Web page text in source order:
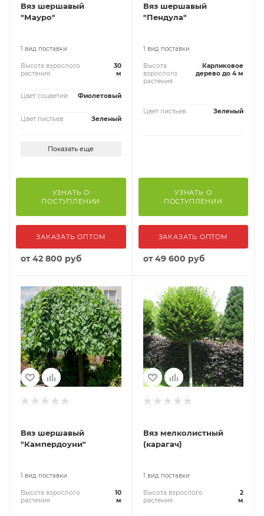
Вяз шершавый
"Мауро"
1 вид поставки
Высота взрослого
растения
30
м
Цвет соцветий Фиолетовый
Цвет листьев Зеленый
Показать еще
УЗНАТЬ О
ПОСТУПЛЕНИИ
ЗАКАЗАТЬ ОПТОМ
от42 800 руб
Вяз шершавый
"Пендула"
1 вид поставки
Высота
взрослого
растения
Карликовое
дерево до 4 м
Цвет листьев Зеленый
УЗНАТЬ О
ПОСТУПЛЕНИИ
ЗАКАЗАТЬ ОПТОМ
от49 600 руб
Вяз шершавый
"Кампердоуни"
1 вид поставки
Высота взрослого
растения
10
м
Вяз мелколистный
(карагач)
1 вид поставки
Высота взрослого
растения
2
м